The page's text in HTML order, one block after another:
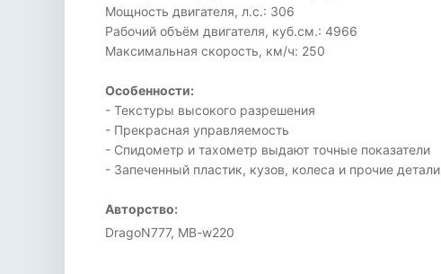
Мощность двигателя, л.с.: 306
Рабочий объём двигателя, куб.см.: 4966
Максимальная скорость, км/ч: 250
Особенности:
- Текстуры высокого разрешения
- Прекрасная управляемость
- Спидометр и тахометр выдают точные показатели
- Запеченный пластик, кузов, колеса и прочие детали
Авторство:
DragoN777, MB-w220